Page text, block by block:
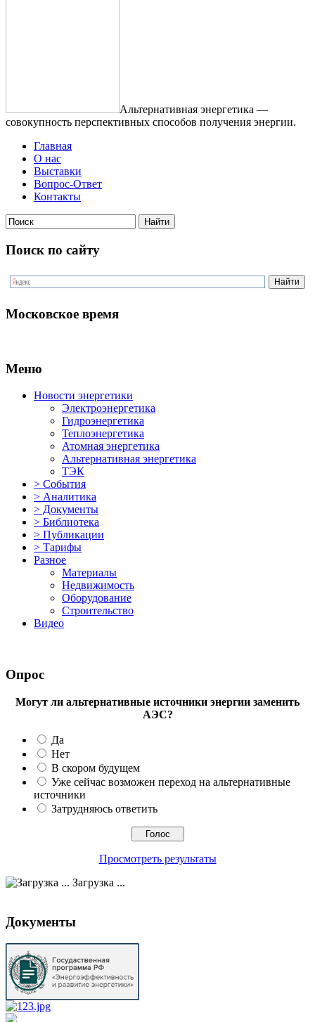
Альтернативная энергетика —
совокупность перспективных способов получения энергии.
Главная
О нас
Выставки
Вопрос-Ответ
Контакты
Поиск по сайту
Московское время
Меню
Новости энергетики
Электроэнергетика
Гидроэнергетика
Теплоэнергетика
Атомная энергетика
Альтернативная энергетика
ТЭК
> События
> Аналитика
> Документы
> Библиотека
> Публикации
> Тарифы
Разное
Материалы
Недвижимость
Оборудование
Строительство
Видео
Опрос
Могут ли альтернативные источники энергии заменить
АЭС?
Да
Нет
В скором будущем
Уже сейчас возможен переход на альтернативные
источники
Затрудняюсь ответить
Просмотреть результаты
Загрузка ...
Документы